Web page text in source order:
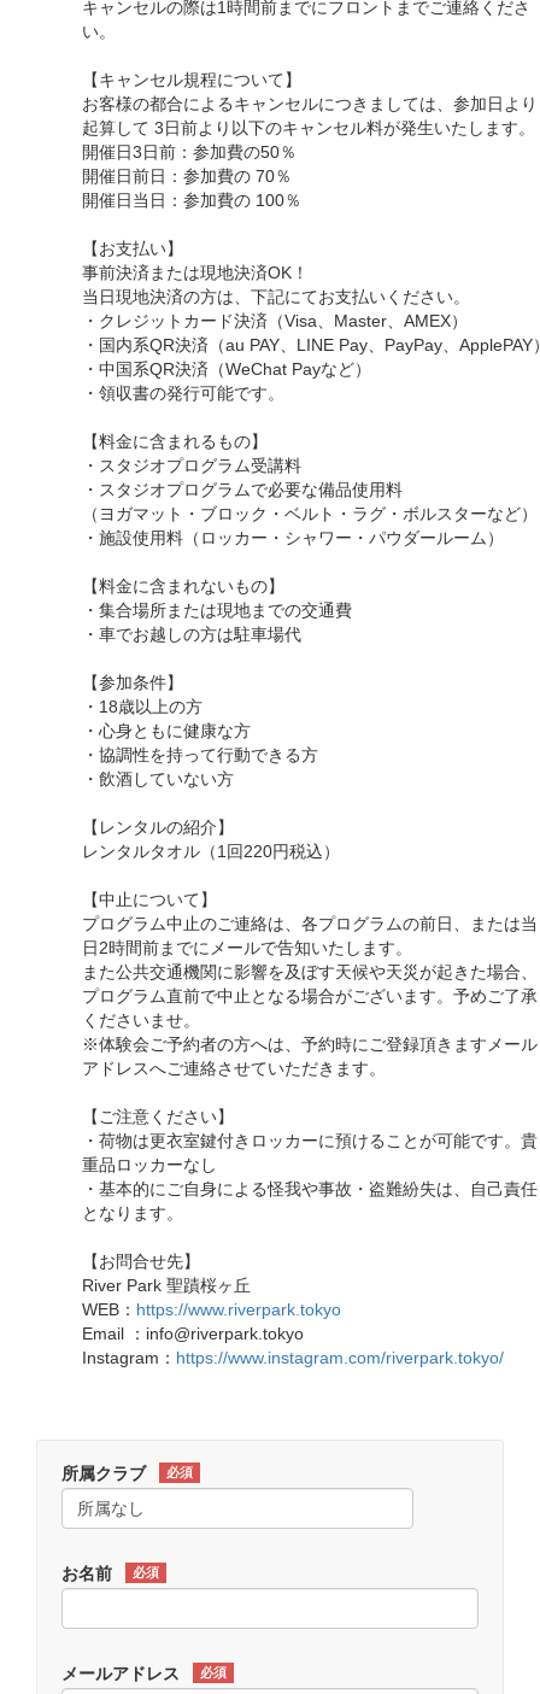
キャンセルの際は1時間前までにフロントまでご連絡くださ
い。
【キャンセル規程について】
お客様の都合によるキャンセルにつきましては、参加日より
起算して 3日前より以下のキャンセル料が発生いたします。
開催日3日前：参加費の50％
開催日前日：参加費の 70％
開催日当日：参加費の 100％
【お支払い】
事前決済または現地決済OK！
当日現地決済の方は、下記にてお支払いください。
・クレジットカード決済（Visa、Master、AMEX）
・国内系QR決済（au PAY、LINE Pay、PayPay、ApplePAY
・中国系QR決済（WeChat Payなど）
・領収書の発行可能です。
【料金に含まれるもの】
・スタジオプログラム受講料
・スタジオプログラムで必要な備品使用料
（ヨガマット・ブロック・ベルト・ラグ・ボルスターなど）
・施設使用料（ロッカー・シャワー・パウダールーム）
【料金に含まれないもの】
・集合場所または現地までの交通費
・車でお越しの方は駐車場代
【参加条件】
・18歳以上の方
・心身ともに健康な方
・協調性を持って行動できる方
・飲酒していない方
【レンタルの紹介】
レンタルタオル（1回220円税込）
【中止について】
プログラム中止のご連絡は、各プログラムの前日、または当
日2時間前までにメールで告知いたします。
また公共交通機関に影響を及ぼす天候や天災が起きた場合、
プログラム直前で中止となる場合がございます。予めご了承
くださいませ。
※体験会ご予約者の方へは、予約時にご登録頂きますメール
アドレスへご連絡させていただきます。
【ご注意ください】
・荷物は更衣室鍵付きロッカーに預けることが可能です。貴
重品ロッカーなし
・基本的にご自身による怪我や事故・盗難紛失は、自己責任
となります。
【お問合せ先】
River Park 聖蹟桜ヶ丘
WEB： https://www.riverpark.tokyo
Email ：info@riverpark.tokyo
Instagram： https://www.instagram.com/riverpark.tokyo/
所属クラブ 必須
お名前 必須
メールアドレス 必須